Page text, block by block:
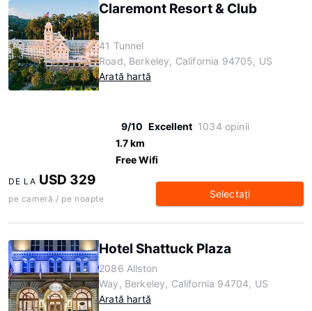
Claremont Resort & Club
41 Tunnel
Road, Berkeley, California 94705, US
Arată hartă
9/10 Excellent 1034 opinii
1.7 km
Free Wifi
DE LA USD 329
pe cameră / pe noapte Selectaţi
Hotel Shattuck Plaza
2086 Allston
Way, Berkeley, California 94704, US
Arată hartă